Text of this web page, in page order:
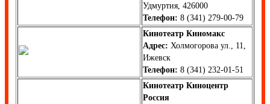
Удмуртия, 426000
Телефон: 8 (341) 279-00-79
Кинотеатр Киномакс
Адрес: Холмогорова ул., 11,
Ижевск
Телефон: 8 (341) 232-01-51
Кинотеатр Киноцентр
Россия